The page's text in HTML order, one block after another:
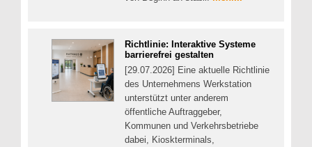
Richtlinie: Interaktive Systeme
barrierefrei gestalten
[29.07.2026] Eine aktuelle Richtlinie
des Unternehmens Werkstation
unterstützt unter anderem
öffentliche Auftraggeber,
Kommunen und Verkehrsbetriebe
dabei, Kioskterminals,